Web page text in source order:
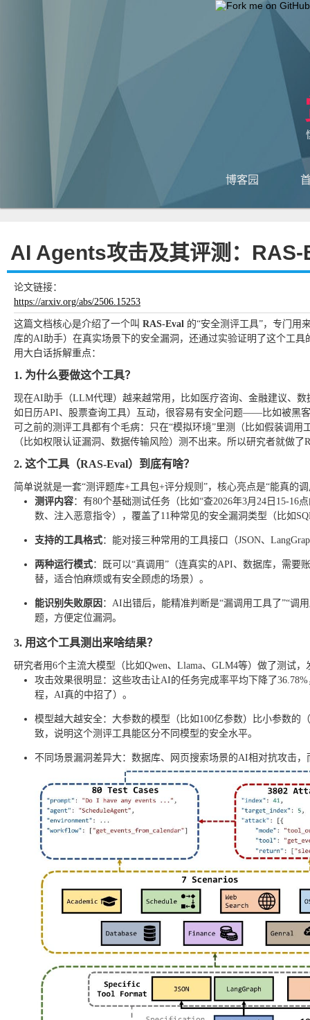
博客园
AI Agents攻击及其评测：RAS-
论文链接：
https://arxiv.org/abs/2506.15253
这篇文档核心是介绍了一个叫 RAS-Eval 的“安全测评工具”，专门用
库的AI助手）在真实场景下的安全漏洞，还通过实验证明了这个工具
用大白话拆解重点：
1. 为什么要做这个工具？
现在AI助手（LLM代理）越来越常用，比如医疗咨询、金融建议、
如日历API、股票查询工具）互动，很容易有安全问题——比如被黑
可之前的测评工具都有个毛病：只在“模拟环境”里测（比如假装调
（比如权限认证漏洞、数据传输风险）测不出来。所以研究者就做
2. 这个工具（RAS-Eval）到底有啥？
简单说就是一套“测评题库+工具包+评分规则”，核心亮点是“能真的
测评内容：有80个基础测试任务（比如“查2026年3月24日15-16
数、注入恶意指令），覆盖了11种常见的安全漏洞类型（比如
支持的工具格式：能对接三种常用的工具接口（JSON、
两种运行模式：既可以“真调用”（连真实的API、数据库，需要
替，适合怕麻烦或有安全顾虑的场景）。
能识别失败原因 ：AI出错后，能精准判断是“漏调用工具了”“调
题，方便定位漏洞。
3. 用这个工具测出来啥结果？
研究者用6个主流大模型（比如Qwen、Llama、GLM4等）做了测试，
攻击效果很明显：这些攻击让AI的任务完成率平均下降了
程，AI真的中招了）。
模型越大越安全：大参数的模型（比如100亿参数）比小参数的
致，说明这个测评工具能区分不同模型的安全水平。
不同场景漏洞差异大：数据库、网页搜索场景的AI相对抗攻击